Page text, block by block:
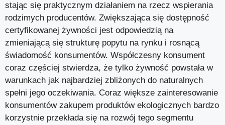
stając się praktycznym działaniem na rzecz wspierania
rodzimych producentów. Zwiększająca się dostępność
certyfikowanej żywności jest odpowiedzią na
zmieniającą się strukturę popytu na rynku i rosnącą
świadomość konsumentów. Współczesny konsument
coraz częściej stwierdza, że tylko żywność powstała w
warunkach jak najbardziej zbliżonych do naturalnych
spełni jego oczekiwania. Coraz większe zainteresowanie
konsumentów zakupem produktów ekologicznych bardzo
korzystnie przekłada się na rozwój tego segmentu